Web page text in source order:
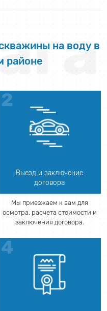
на воду в
районе
Выезд и заключение
договора
Мы приезжаем к вам для
осмотра, расчета стоимости и
заключения договора.